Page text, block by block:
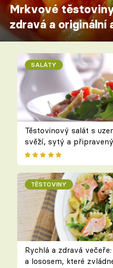
Mrkvové
zdravá a
SALÁTY
Těstovinový salát s
svěží, sytý a
TĚSTOVINY
Rychlá a zdravá
a lososem, které